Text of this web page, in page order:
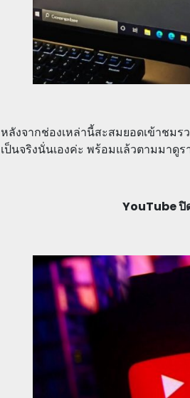
หลังจากช่องเหล่านี้สะสมยอดเข้าชม
เป็นจริงนั่นเองค่ะ พร้อมแล้วตามมาดูร
YouTube ปิ